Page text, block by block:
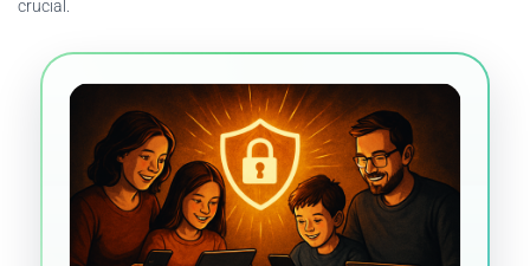
N
crucial.